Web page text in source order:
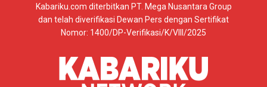
Kabariku.com diterbitkan PT. Mega Nusantara Group
dan telah diverifikasi Dewan Pers dengan Sertifikat
Nomor: 1400/DP-Verifikasi/K/VIII/2025